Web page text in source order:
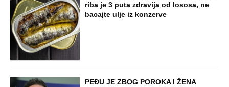
riba je 3 puta zdravija od lososa, ne
bacajte ulje iz konzerve
PEĐU JE ZBOG POROKA I ŽENA